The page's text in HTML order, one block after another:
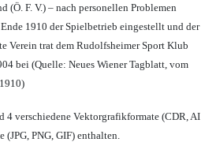
(Ö. F. V.) – nach personellen Problemen
1910 der Spielbetrieb eingestellt und der
Verein trat dem Rudolfsheimer Sport Klub
bei (Quelle: Neues Wiener Tagblatt, vom
4 verschiedene Vektorgrafikformate (CDR, AI
PNG, GIF) enthalten.